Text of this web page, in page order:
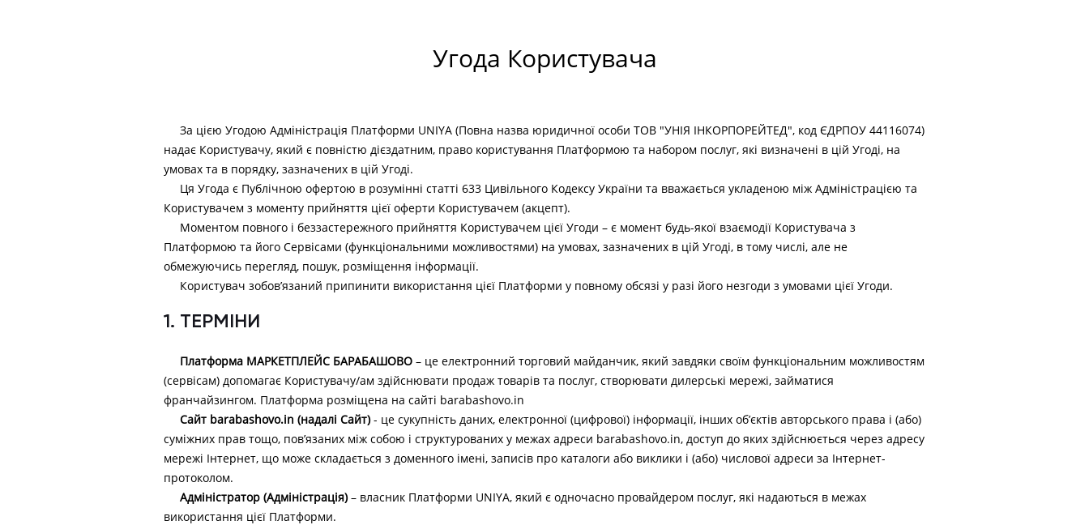
Угода Користувача
За цією Угодою Адміністрація Платформи UNIYA (Повна назва юридичної особи ТОВ "УНIЯ IНКОРПОРЕЙТЕД", код ЄДРПОУ 44116074)
надає Користувачу, який є повністю дієздатним, право користування Платформою та набором послуг, які визначені в цій Угоді, на
умовах та в порядку, зазначених в цій Угоді.
Ця Угода є Публічною офертою в розумінні статті 633 Цивільного Кодексу України та вважається укладеною між Адміністрацією та
Користувачем з моменту прийняття цієї оферти Користувачем (акцепт).
Моментом повного і беззастережного прийняття Користувачем цієї Угоди – є момент будь-якої взаємодії Користувача з
Платформою та його Сервісами (функціональними можливостями) на умовах, зазначених в цій Угоді, в тому числі, але не
обмежуючись перегляд, пошук, розміщення інформації.
Користувач зобов’язаний припинити використання цієї Платформи у повному обсязі у разі його незгоди з умовами цієї Угоди.
1. ТЕРМІНИ
Платформа МАРКЕТПЛЕЙС БАРАБАШОВО – це електронний торговий майданчик, який завдяки своїм функціональним можливостям
(сервісам) допомагає Користувачу/ам здійснювати продаж товарів та послуг, створювати дилерські мережі, займатися
франчайзингом. Платформа розміщена на сайті barabashovo.in
Сайт barabashovo.in (надалі Сайт)- це сукупність даних, електронної (цифрової) інформації, інших об’єктів авторського права і (або)
суміжних прав тощо, пов’язаних між собою і структурованих у межах адреси barabashovo.in, доступ до яких здійснюється через адресу
мережі Інтернет, що може складається з доменного імені, записів про каталоги або виклики і (або) числової адреси за Інтернет-
протоколом.
Адміністратор (Адміністрація)– власник Платформи UNIYA, який є одночасно провайдером послуг, які надаються в межах
використання цієї Платформи.